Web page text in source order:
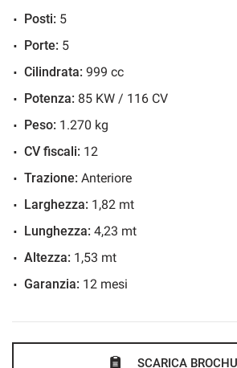
TEST DRIVE:
AUTOVERRI EFFETTUA TEST DRIVE E
QUESTO VEICOLO DIRETTAMENTE A
APPUNTAMENTO I NOSTRI
COMPLETA DISPOSIZIONE
IL TUO USATO:
ESITARE A CONTATTARCI PER UNA
Frenata d'emergenza assistita
Immobilizzatore elettronico
Sensore di luce
Sensore di pioggia
Sensori di parcheggio posteriori
Servosterzo
Specchietti laterali elettrici
Posti: 5
Porte: 5
Cilindrata: 999 cc
Potenza: 85 KW / 116 CV
Peso: 1.270 kg
CV fiscali: 12
Trazione: Anteriore
Larghezza: 1,82 mt
Lunghezza: 4,23 mt
Altezza: 1,53 mt
Garanzia: 12 mesi
SCARICA